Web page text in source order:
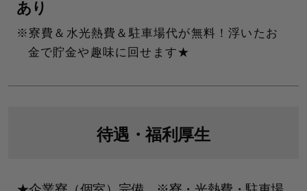
あり
寮費＆水光熱費＆駐車場代が無料！浮いたお
金で貯金や趣味に回せます★
待遇・福利厚生